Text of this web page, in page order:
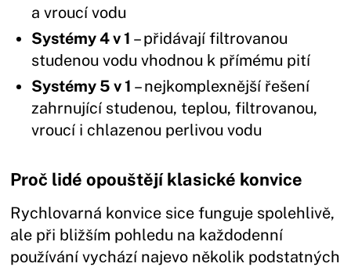
a vroucí vodu
Systémy 4 v 1 – přidávají filtrovanou
studenou vodu vhodnou k přímému pití
Systémy 5 v 1 – nejkomplexnější řešení
zahrnující studenou, teplou, filtrovanou,
vroucí i chlazenou perlivou vodu
Proč lidé opouštějí klasické konvice
Rychlovarná konvice sice funguje spolehlivě,
ale při bližším pohledu na každodenní
používání vychází najevo několik podstatných